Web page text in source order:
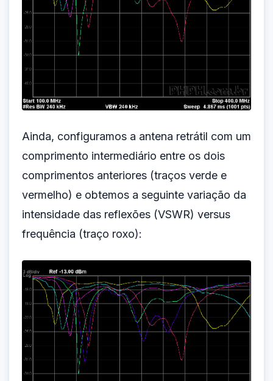
Ainda, configuramos a antena retrátil com um
comprimento intermediário entre os dois
comprimentos anteriores (traços verde e
vermelho) e obtemos a seguinte variação da
intensidade das reflexões (VSWR) versus
frequência (traço roxo):